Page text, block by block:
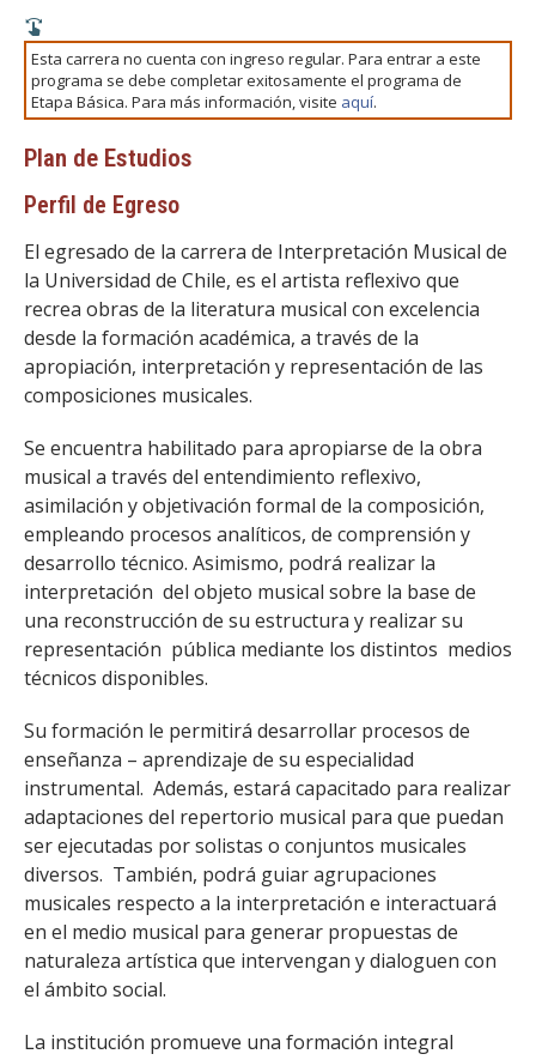
Esta carrera no cuenta con ingreso regular. Para entrar a este
programa se debe completar exitosamente el programa de
Etapa Básica. Para más información, visite aquí.
Plan de Estudios
Perfil de Egreso
El egresado de la carrera de Interpretación Musical de
la Universidad de Chile, es el artista reflexivo que
recrea obras de la literatura musical con excelencia
desde la formación académica, a través de la
apropiación, interpretación y representación de las
composiciones musicales.
Se encuentra habilitado para apropiarse de la obra
musical a través del entendimiento reflexivo,
asimilación y objetivación formal de la composición,
empleando procesos analíticos, de comprensión y
desarrollo técnico. Asimismo, podrá realizar la
interpretación del objeto musical sobre la base de
una reconstrucción de su estructura y realizar su
representación pública mediante los distintos medios
técnicos disponibles.
Su formación le permitirá desarrollar procesos de
enseñanza – aprendizaje de su especialidad
instrumental. Además, estará capacitado para realizar
adaptaciones del repertorio musical para que puedan
ser ejecutadas por solistas o conjuntos musicales
diversos. También, podrá guiar agrupaciones
musicales respecto a la interpretación e interactuará
en el medio musical para generar propuestas de
naturaleza artística que intervengan y dialoguen con
el ámbito social.
La institución promueve una formación integral